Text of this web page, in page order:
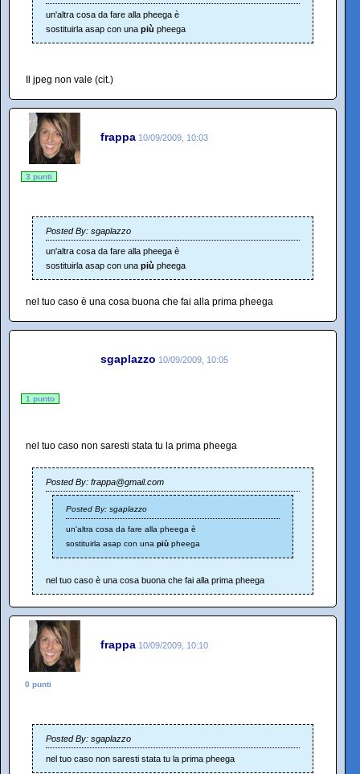
un'altra cosa da fare alla pheega è
sostituirla asap con una più pheega
Il jpeg non vale (cit.)
frappa 10/09/2009, 10:03
3 punti
Posted By: sgaplazzo
un'altra cosa da fare alla pheega è
sostituirla asap con una più pheega
nel tuo caso è una cosa buona che fai alla prima pheega
sgaplazzo 10/09/2009, 10:05
1 punto
nel tuo caso non saresti stata tu la prima pheega
Posted By: frappa@gmail.com
Posted By: sgaplazzo
un'altra cosa da fare alla pheega è
sostituirla asap con una più pheega
nel tuo caso è una cosa buona che fai alla prima pheega
frappa 10/09/2009, 10:10
0 punti
Posted By: sgaplazzo
nel tuo caso non saresti stata tu la prima pheega